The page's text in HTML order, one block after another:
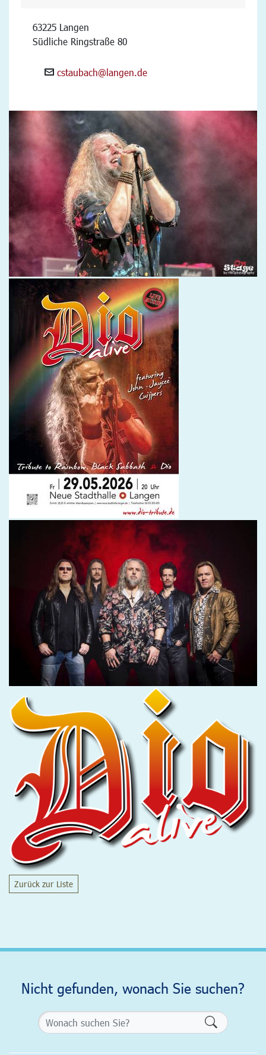
63225 Langen
Südliche Ringstraße 80
cstaubach@langen.de
Zurück zur Liste
Nicht gefunden, wonach Sie suchen?